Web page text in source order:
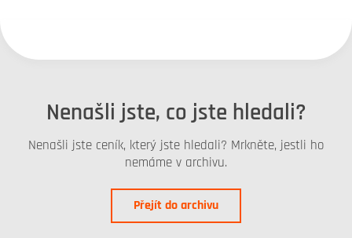
Nenašli jste, co jste hledali?
Nenašli jste ceník, který jste hledali? Mrkněte, jestli ho
nemáme v archivu.
Přejít do archivu